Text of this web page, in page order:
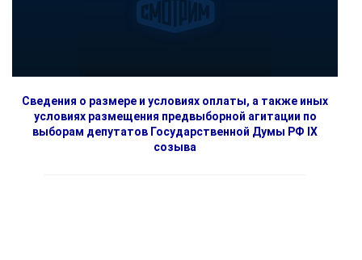
Сведения о размере и условиях оплаты, а также иных
условиях размещения предвыборной агитации по
выборам депутатов Государственной Думы РФ IX
созыва